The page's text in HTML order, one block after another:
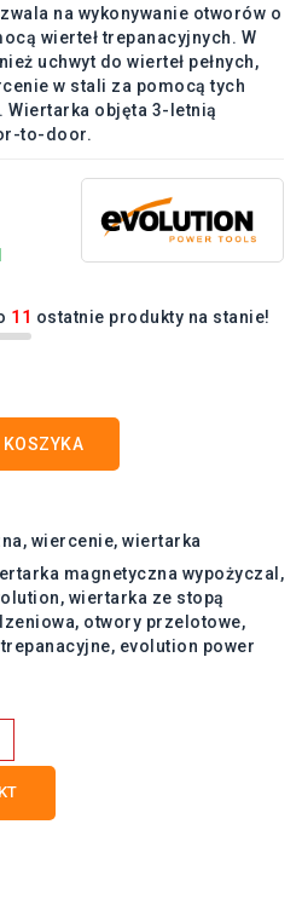
na wykonywanie otworów o
wierteł trepanacyjnych. W
uchwyt do wierteł pełnych,
w stali za pomocą tych
Wiertarka objęta 3-letnią
to-door.
11 ostatnie produkty na stanie!
KOSZYKA
wiercenie wiertarka
magnetyczna wypożyczal
wiertarka ze stopą
otwory przelotowe
evolution power